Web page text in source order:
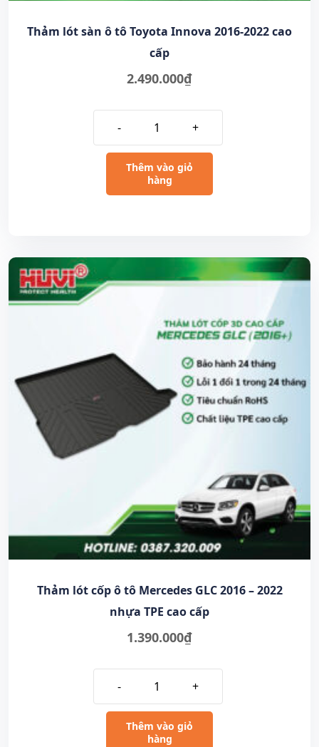
Thảm lót sàn ô tô Toyota Innova 2016-2022 cao
cấp
2.490.000₫
- +
Thêm vào giỏ
hàng
Thảm lót cốp ô tô Mercedes GLC 2016 – 2022
nhựa TPE cao cấp
1.390.000₫
- +
Thêm vào giỏ
hàng